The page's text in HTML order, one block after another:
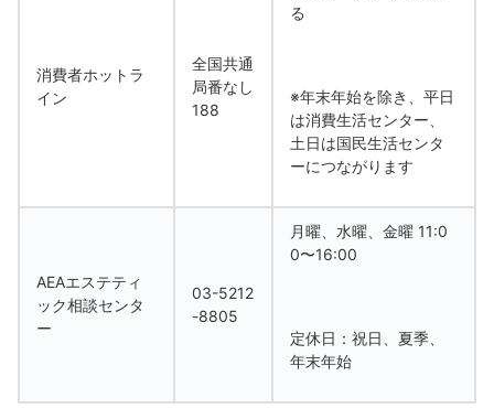
消費者ホットラ
イン
全国共通
局番なし
188
る
※年末年始を除き、平日
は消費生活センター、
土日は国民生活センタ
ーにつながります
AEAエステティ
ック相談センタ
ー
03-5212
-8805
月曜、水曜、金曜 11:0
0〜16:00
定休日：祝日、夏季、
年末年始